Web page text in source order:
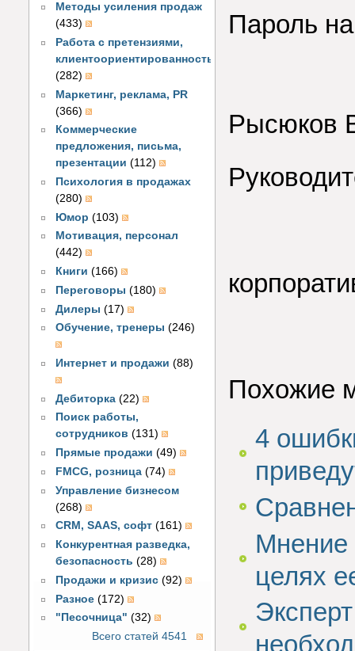
Методы усиления продаж
(433)
Работа с претензиями,
клиентоориентированность
(282)
Маркетинг, реклама, PR
(366)
Коммерческие
предложения, письма,
презентации (112)
Психология в продажах
(280)
Юмор (103)
Мотивация, персонал
(442)
Книги (166)
Переговоры (180)
Дилеры (17)
Обучение, тренеры (246)
Интернет и продажи (88)
Дебиторка (22)
Поиск работы,
сотрудников (131)
Прямые продажи (49)
FMCG, розница (74)
Управление бизнесом
(268)
CRM, SAAS, софт (161)
Конкурентная разведка,
безопасность (28)
Продажи и кризис (92)
Разное (172)
"Песочница" (32)
Всего статей 4541
Пароль
Рысюков
Похожие
4
Мнение
целях